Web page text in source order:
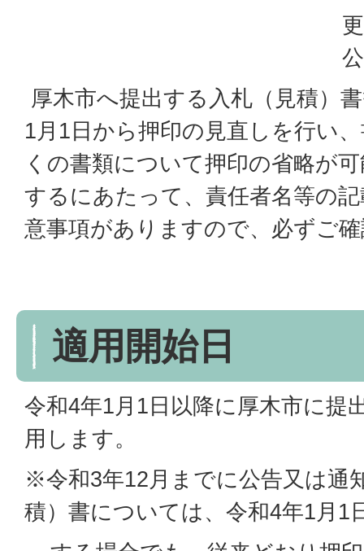
厚木市へ提出する入札（見積）
1月1日から押印の見直しを行い
くの書類について押印の省略が
するにあたって、責任者名等の
意事項がありますので、必ずご
適用開始日
令和4年1月1日以降に厚木市に提
用します。
※令和3年12月までに公告又は通
積）書については、令和4年1月1